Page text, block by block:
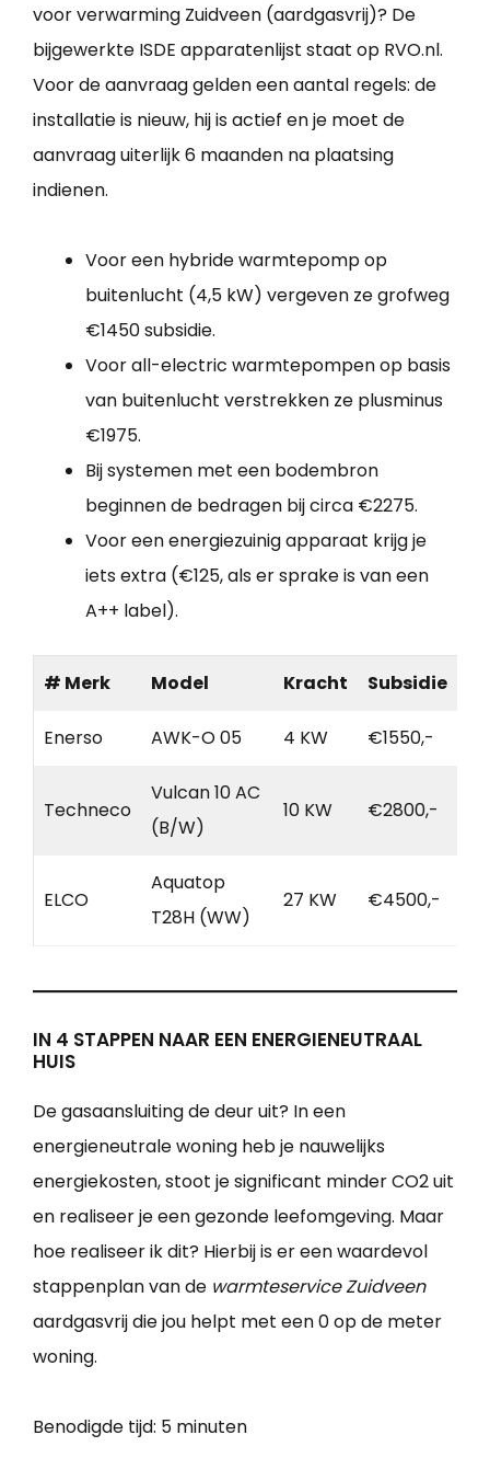
voor verwarming Zuidveen (aardgasvrij)? De
bijgewerkte ISDE apparatenlijst staat op RVO.nl.
Voor de aanvraag gelden een aantal regels: de
installatie is nieuw, hij is actief en je moet de
aanvraag uiterlijk 6 maanden na plaatsing
indienen.
Voor een hybride warmtepomp op
buitenlucht (4,5 kW) vergeven ze grofweg
€1450 subsidie.
Voor all-electric warmtepompen op basis
van buitenlucht verstrekken ze plusminus
€1975.
Bij systemen met een bodembron
beginnen de bedragen bij circa €2275.
Voor een energiezuinig apparaat krijg je
iets extra (€125, als er sprake is van een
A++ label).
# Merk Model Kracht Subsidie
Enerso AWK-O 05 4 KW €1550,-
Techneco
Vulcan 10 AC
(B/W)
10 KW €2800,-
ELCO
Aquatop
T28H (WW)
27 KW €4500,-
IN 4 STAPPEN NAAR EEN ENERGIENEUTRAAL
HUIS
De gasaansluiting de deur uit? In een
energieneutrale woning heb je nauwelijks
energiekosten, stoot je significant minder CO2 uit
en realiseer je een gezonde leefomgeving. Maar
hoe realiseer ik dit? Hierbij is er een waardevol
stappenplan van de warmteservice Zuidveen
aardgasvrij die jou helpt met een 0 op de meter
woning.
Benodigde tijd: 5 minuten